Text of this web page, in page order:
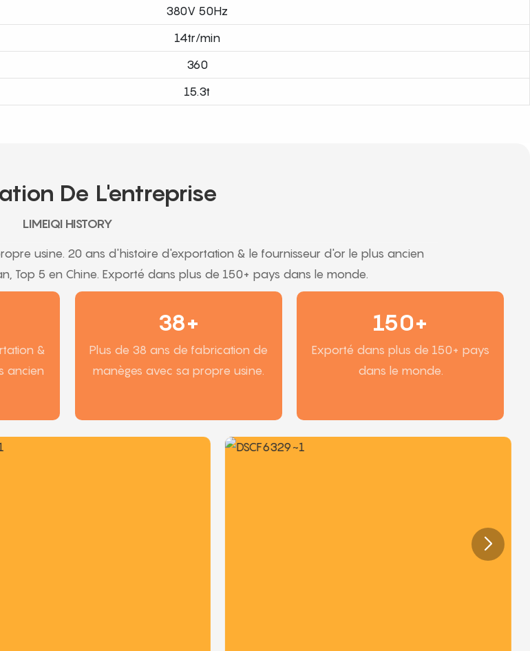
380V 50Hz
14tr/min
360
15.3t
De L'entreprise
LIMEIQI HISTORY
usine. 20 ans d'histoire d'exportation & le fournisseur d'or le plus ancien
Top 5 en Chine. Exporté dans plus de 150+ pays dans le monde.
&
ancien
38+
Plus de 38 ans de fabrication de
manèges avec sa propre usine.
150+
Exporté dans plus de 150+ pays
dans le monde.